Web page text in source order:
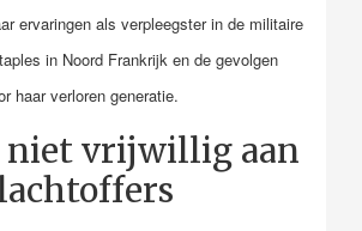
ervaringen als verpleegster in de militaire
in Noord Frankrijk en de gevolgen
haar verloren generatie.
niet vrijwillig aan